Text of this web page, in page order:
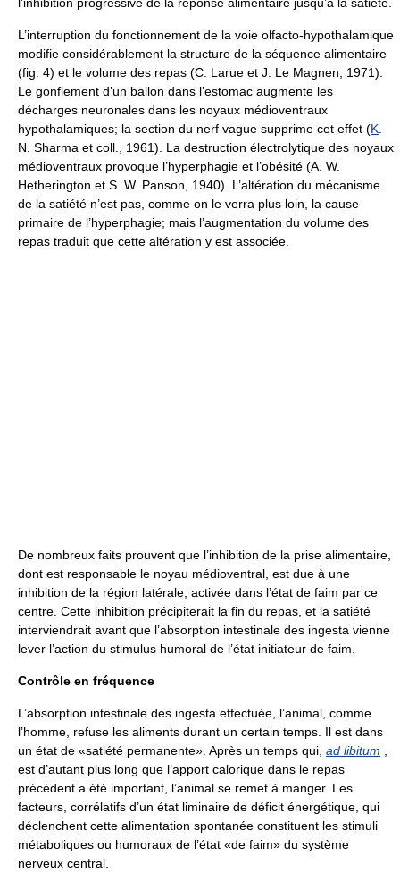
L’interruption du fonctionnement de la voie olfacto-hypothalamique
modifie considérablement la structure de la séquence alimentaire
(fig. 4) et le volume des repas (C. Larue et J. Le Magnen, 1971).
Le gonflement d’un ballon dans l’estomac augmente les
décharges neuronales dans les noyaux médioventraux
hypothalamiques; la section du nerf vague supprime cet effet (K
N. Sharma et coll., 1961). La destruction électrolytique des noyaux
médioventraux provoque l’hyperphagie et l’obésité (A. W.
Hetherington et S. W. Panson, 1940). L’altération du mécanisme
de la satiété n’est pas, comme on le verra plus loin, la cause
primaire de l’hyperphagie; mais l’augmentation du volume des
repas traduit que cette altération y est associée.
De nombreux faits prouvent que l’inhibition de la prise alimentaire,
dont est responsable le noyau médioventral, est due à une
inhibition de la région latérale, activée dans l’état de faim par ce
centre. Cette inhibition précipiterait la fin du repas, et la satiété
interviendrait avant que l’absorption intestinale des ingesta vienne
lever l’action du stimulus humoral de l’état initiateur de faim.
Contrôle en fréquence
L’absorption intestinale des ingesta effectuée, l’animal, comme
l’homme, refuse les aliments durant un certain temps. Il est dans
un état de «satiété permanente». Après un temps qui, ad libitum
est d’autant plus long que l’apport calorique dans le repas
précédent a été important, l’animal se remet à manger. Les
facteurs, corrélatifs d’un état liminaire de déficit énergétique, qui
déclenchent cette alimentation spontanée constituent les stimuli
métaboliques ou humoraux de l’état «de faim» du système
nerveux central.